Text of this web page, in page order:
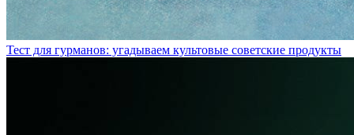
Тест для гурманов: угадываем культовые советские продукты